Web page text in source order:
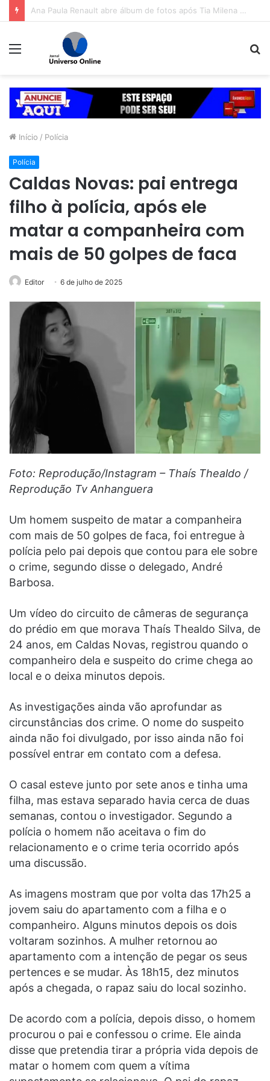
Esrreia de Panda no evento marcou a segunda noite do Aparecida é Show, que seguiu no sábado (8) com shows da dupla Cleber & Cauan e da equipe Deboxe
Menu
Início / Polícia
Polícia
Caldas Novas: pai entrega
filho à polícia, após ele
matar a companheira com
mais de 50 golpes de faca
Editor 6 de julho de 2025
Foto: Reprodução/Instagram – Thaís Thealdo /
Reprodução Tv Anhanguera
Um homem suspeito de matar a companheira
com mais de 50 golpes de faca, foi entregue à
polícia pelo pai depois que contou para ele sobre
o crime, segundo disse o delegado, André
Barbosa.
Um vídeo do circuito de câmeras de segurança
do prédio em que morava Thaís Thealdo Silva, de
24 anos, em Caldas Novas, registrou quando o
companheiro dela e suspeito do crime chega ao
local e o deixa minutos depois.
As investigações ainda vão aprofundar as
circunstâncias dos crime. O nome do suspeito
ainda não foi divulgado, por isso ainda não foi
possível entrar em contato com a defesa.
O casal esteve junto por sete anos e tinha uma
filha, mas estava separado havia cerca de duas
semanas, contou o investigador. Segundo a
polícia o homem não aceitava o fim do
relacionamento e o crime teria ocorrido após
uma discussão.
As imagens mostram que por volta das 17h25 a
jovem saiu do apartamento com a filha e o
companheiro. Alguns minutos depois os dois
voltaram sozinhos. A mulher retornou ao
apartamento com a intenção de pegar os seus
pertences e se mudar. Às 18h15, dez minutos
após a chegada, o rapaz saiu do local sozinho.
De acordo com a polícia, depois disso, o homem
procurou o pai e confessou o crime. Ele ainda
disse que pretendia tirar a própria vida depois de
matar o homem com quem a vítima